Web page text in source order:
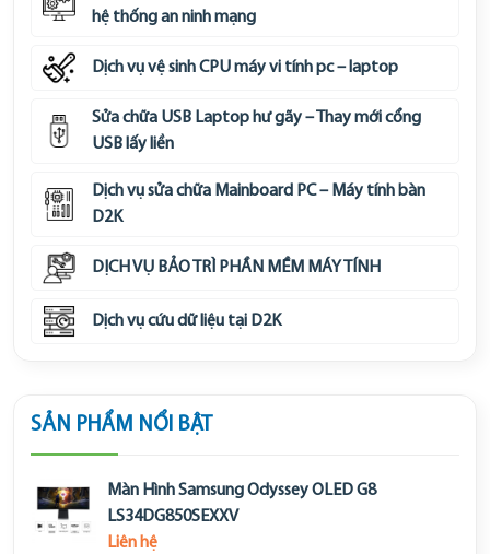
hệ thống an ninh mạng
Dịch vụ vệ sinh CPU máy vi tính pc – laptop
Sửa chữa USB Laptop hư gãy – Thay mới cổng
USB lấy liền
Dịch vụ sửa chữa Mainboard PC – Máy tính bàn
D2K
DỊCH VỤ BẢO TRÌ PHẦN MỀM MÁY TÍNH
Dịch vụ cứu dữ liệu tại D2K
SẢN PHẨM NỔI BẬT
Màn Hình Samsung Odyssey OLED G8
LS34DG850SEXXV
Liên hệ